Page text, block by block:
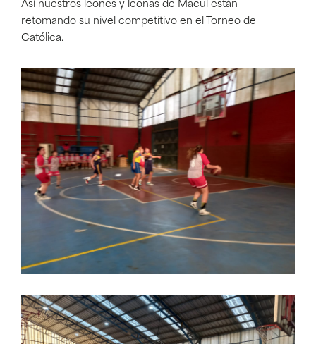
Así nuestros leones y leonas de Macul están
retomando su nivel competitivo en el Torneo de
Católica.